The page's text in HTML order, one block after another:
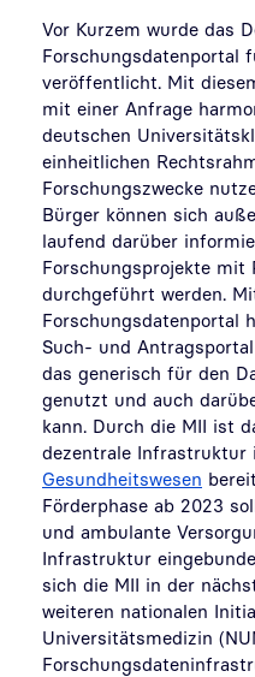
Vor Kurzem wurde das
Forschungsdatenportal
veröffentlicht. Mit
mit einer Anfrage
deutschen
einheitlichen
Forschungszwecke
Bürger können sich
laufend darüber
Forschungsprojekte mit
durchgeführt werden.
Forschungsdatenportal
Such- und
das generisch für den
genutzt und auch
kann. Durch die MII ist
dezentrale Infrastruktur
Gesundheitswesen
Förderphase ab 2023
und ambulante
Infrastruktur
sich die MII in der
weiteren nationalen
Universitätsmedizin